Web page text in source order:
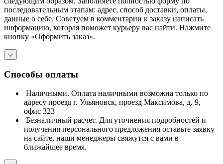
последовательным этапам: адрес, способ доставки, оплаты,
данные о себе. Советуем в комментарии к заказу написать
информацию, которая поможет курьеру вас найти. Нажмите
кнопку «Оформить заказ».
Способы оплаты
Наличными. Оплата наличными возможна только по
адресу проезд г. Ульяновск, проезд Максимова, д. 9,
офис 323
Безналичный расчет. Для уточнения подробностей и
получения персонального предложения оставьте заявку
на сайте, наши менеджеры свяжутся с вами в
ближайшее время.